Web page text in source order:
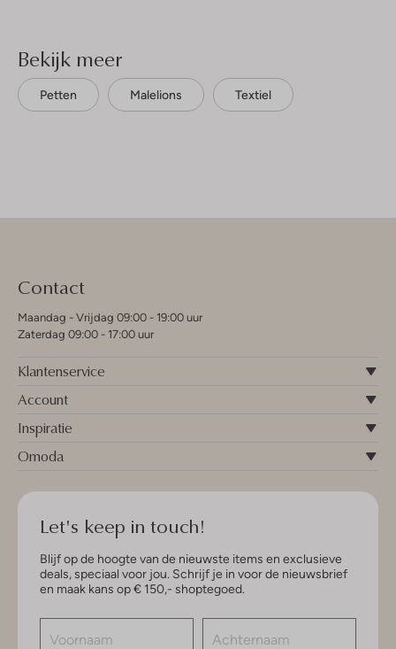
Bekijk meer
Petten Malelions Textiel
Contact
Maandag - Vrijdag 09:00 - 19:00 uur
Zaterdag 09:00 - 17:00 uur
Klantenservice
Account
Inspiratie
Omoda
Let's keep in touch!
Blijf op de hoogte van de nieuwste items en exclusieve
deals, speciaal voor jou. Schrijf je in voor de nieuwsbrief
en maak kans op € 150,- shoptegoed.